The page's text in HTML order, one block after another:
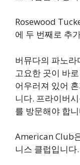
Rosewood
에 두 번째로 추
버뮤다의 파노
고요한 곳이 바
어우러져 있어
니다. 프라이버
를 방문해야 합
American Club
니스 클럽입니다.